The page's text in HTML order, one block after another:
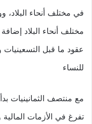
في مختلف أنحاء البلاد،
مختلف أنحاء البلاد
عقود ما قبل
للنساء
مع منتصف الثمانينيات
تفرغ في الأزمات